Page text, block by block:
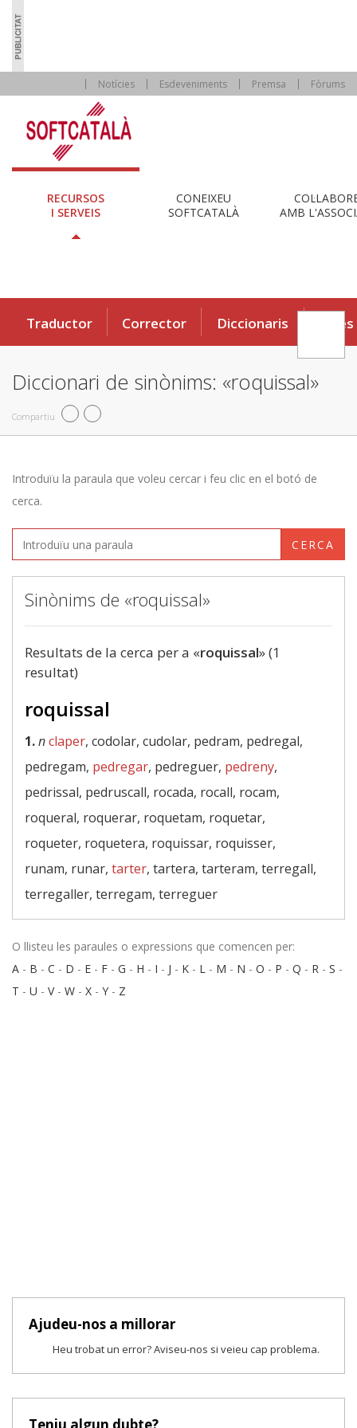
Notícies Esdeveniments Premsa Fòrums
RECURSOS
I SERVEIS
CONEIXEU
SOFTCATALÀ
AMB
Traductor Corrector Diccionaris Eines
Diccionari de sinònims: «roquissal»
Compartiu
Introduïu la paraula que voleu cercar i feu clic en el botó de
cerca.
CERCA
Sinònims de «roquissal»
Resultats de la cerca per a «roquissal» (1
resultat)
roquissal
1.nclaper, codolar, cudolar, pedram, pedregal,
pedregam, pedregar, pedreguer, pedreny,
pedrissal, pedruscall, rocada, rocall, rocam,
roqueral, roquerar, roquetam, roquetar,
roqueter, roquetera, roquissar, roquisser,
runam, runar, tarter, tartera, tarteram, terregall,
terregaller, terregam, terreguer
O llisteu les paraules o expressions que comencen per:
A - B - C - D - E - F - G - H - I - J - K - L - M - N - O - P - Q - R - S -
T - U - V- W - X - Y - Z
Ajudeu-nos a millorar
Heu trobat un error? Aviseu-nos si veieu cap problema.